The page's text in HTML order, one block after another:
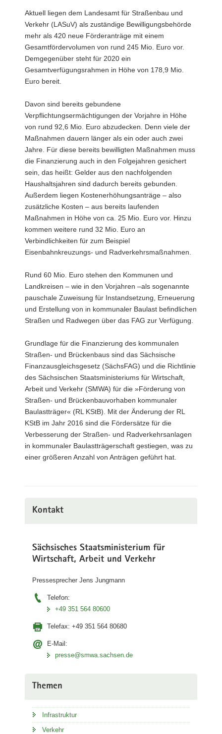
Aktuell liegen dem Landesamt für Straßenbau und
Verkehr (LASuV) als zuständige Bewilligungsbehörde
mehr als 420 neue Förderanträge mit einem
Gesamtfördervolumen von rund 245 Mio. Euro vor.
Demgegenüber steht für 2020 ein
Gesamtverfügungsrahmen in Höhe von 178,9 Mio.
Euro bereit.
Davon sind bereits gebundene
Verpflichtungsermächtigungen der Vorjahre in Höhe
von rund 92,6 Mio. Euro abzudecken. Denn viele der
Maßnahmen dauern länger als ein oder auch zwei
Jahre. Für diese bereits bewilligten Maßnahmen muss
die Finanzierung auch in den Folgejahren gesichert
sein, das heißt: Gelder aus den nachfolgenden
Haushaltsjahren sind dadurch bereits gebunden.
Außerdem liegen Kostenerhöhungsanträge – also
zusätzliche Kosten – aus bereits laufenden
Maßnahmen in Höhe von ca. 25 Mio. Euro vor. Hinzu
kommen weitere rund 32 Mio. Euro an
Verbindlichkeiten für zum Beispiel
Eisenbahnkreuzungs- und Radverkehrsmaßnahmen.
Rund 60 Mio. Euro stehen den Kommunen und
Landkreisen – wie in den Vorjahren –als sogenannte
pauschale Zuweisung für Instandsetzung, Erneuerung
und Erstellung von in kommunaler Baulast befindlichen
Straßen und Radwegen über das FAG zur Verfügung.
Grundlage für die Finanzierung des kommunalen
Straßen- und Brückenbaus sind das Sächsische
Finanzausgleichsgesetz (SächsFAG) und die Richtlinie
des Sächsischen Staatsministeriums für Wirtschaft,
Arbeit und Verkehr (SMWA) für die »Förderung von
Straßen- und Brückenbauvorhaben kommunaler
Baulastträger« (RL KStB). Mit der Änderung der RL
KStB im Jahr 2016 sind die Fördersätze für die
Verbesserung der Straßen- und Radverkehrsanlagen
in kommunaler Baulastträgerschaft gestiegen, was zu
einer größeren Anzahl von Anträgen geführt hat.
Kontakt
Sächsisches Staatsministerium für
Wirtschaft, Arbeit und Verkehr
Pressesprecher Jens Jungmann
Telefon:
+49 351 564 80600
Telefax: +49 351 564 80680
E-Mail:
presse@smwa.sachsen.de
Themen
Infrastruktur
Verkehr